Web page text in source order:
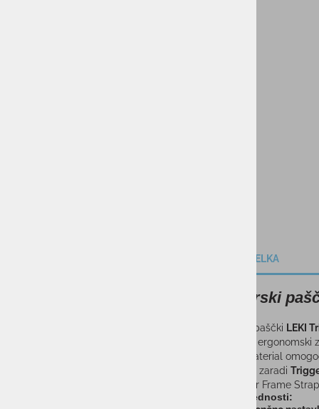
OPIS IZDELKA
Smučarski
Smučarski paščki LEKI
Zahvaljujoč
Elastični material
spustite, bo zaradi
LEKI Trigger Frame
Ključne prednosti: